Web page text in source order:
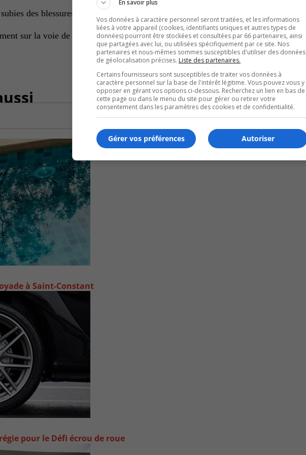
des blessures moins graves.
sur la voie de gauche uniquement.
à Saint-Constant
pour le Défi écrou de roue
En savoir plus
Vos données à caractère personnel seront traitées, et les informations
liées à votre appareil (cookies, identifiants uniques et autres types de
données) pourront être stockées et consultées par 66 partenaires, ainsi
que partagées avec lui, ou utilisées spécifiquement par ce site. Nos
partenaires et nous-mêmes sommes susceptibles d'utiliser des données
de géolocalisation précises. Liste des partenaires.
Certains fournisseurs sont susceptibles de traiter vos données à
caractère personnel sur la base de l'intérêt légitime. Vous pouvez vous y
opposer en gérant vos options ci-dessous. Recherchez un lien en bas de
cette page ou dans le menu du site pour gérer ou retirer votre
consentement dans les paramètres des cookies et de confidentialité.
Autoriser
Gérer vos préférences